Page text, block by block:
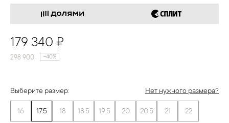
179 340 ₽
298 900 -40%
Выберите размер: Нет нужного размера?
16 17.5 18 18.5 19.5 20 20.5 21 22